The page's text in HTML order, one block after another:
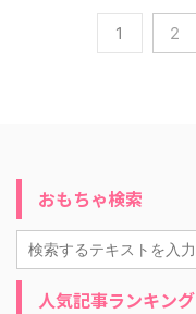
1 2
おもちゃ検索
人気記事ランキング